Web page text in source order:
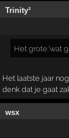
Trinity³
Het grote:'wat
Het laatste jaar
denk dat je gaat
wsx